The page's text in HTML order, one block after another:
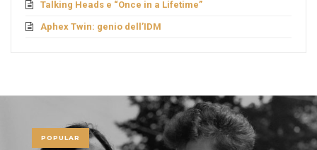
Talking Heads e “Once in a Lifetime”
Aphex Twin: genio dell’IDM
POPULAR